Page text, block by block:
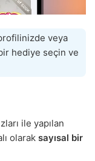
veya
hediye seçin ve
ile yapılan
olarak sayısal bir